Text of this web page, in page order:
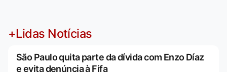
+Lidas Notícias
São Paulo quita parte da dívida com Enzo Díaz
e evita denúncia à Fifa